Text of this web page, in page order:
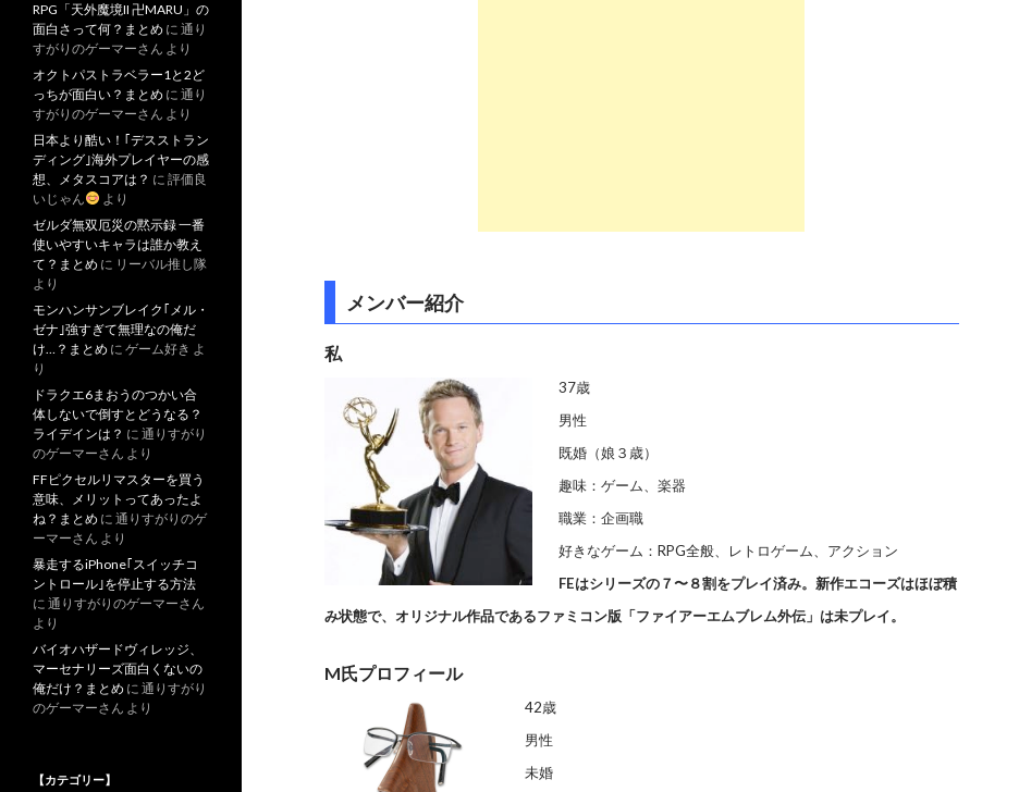
メンバー紹介
私
37歳
男性
既婚（娘３歳）
趣味：ゲーム、楽器
職業：企画職
好きなゲーム：RPG全般、レトロゲーム、アクション
FEはシリーズの７〜８割をプレイ済み。新作エコーズはほぼ積
み状態で、オリジナル作品であるファミコン版「ファイアーエムブレム外伝」は未プレイ。
M氏プロフィール
42歳
男性
未婚
RPG「天外魔境II 卍MARU」の
面白さって何？まとめ に 通り
すがりのゲーマーさん より
オクトパストラベラー1と2ど
っちが面白い？まとめ に 通り
すがりのゲーマーさん より
日本より酷い！｢デスストラン
ディング｣海外プレイヤーの感
想、メタスコアは？ に 評価良
いじゃん
より
ゼルダ無双厄災の黙示録 一番
使いやすいキャラは誰か教え
て？まとめ に リーバル推し隊
より
モンハンサンブレイク｢メル・
ゼナ｣強すぎて無理なの俺だ
け…？まとめ に ゲーム好き よ
り
ドラクエ6まおうのつかい合
体しないで倒すとどうなる？
ライデインは？ に 通りすがり
のゲーマーさん より
FFピクセルリマスターを買う
意味、メリットってあったよ
ね？まとめ に 通りすがりのゲ
ーマーさん より
暴走するiPhone｢スイッチコ
ントロール｣を停止する方法
に 通りすがりのゲーマーさん
より
バイオハザードヴィレッジ、
マーセナリーズ面白くないの
俺だけ？まとめ に 通りすがり
のゲーマーさん より
【カテゴリー】